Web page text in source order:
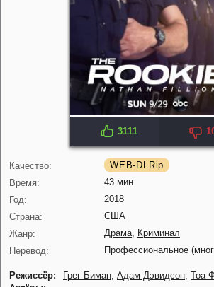
IMDB: 8.0 3111
Качество:
WEB-DLRip
Время:
43 мин.
Год:
2018
Страна:
США
Жанр:
Драма, Криминал
Перевод:
Профессиональное
Режиссёр: Грег Биман, Адам Дэвидсон, Тоа